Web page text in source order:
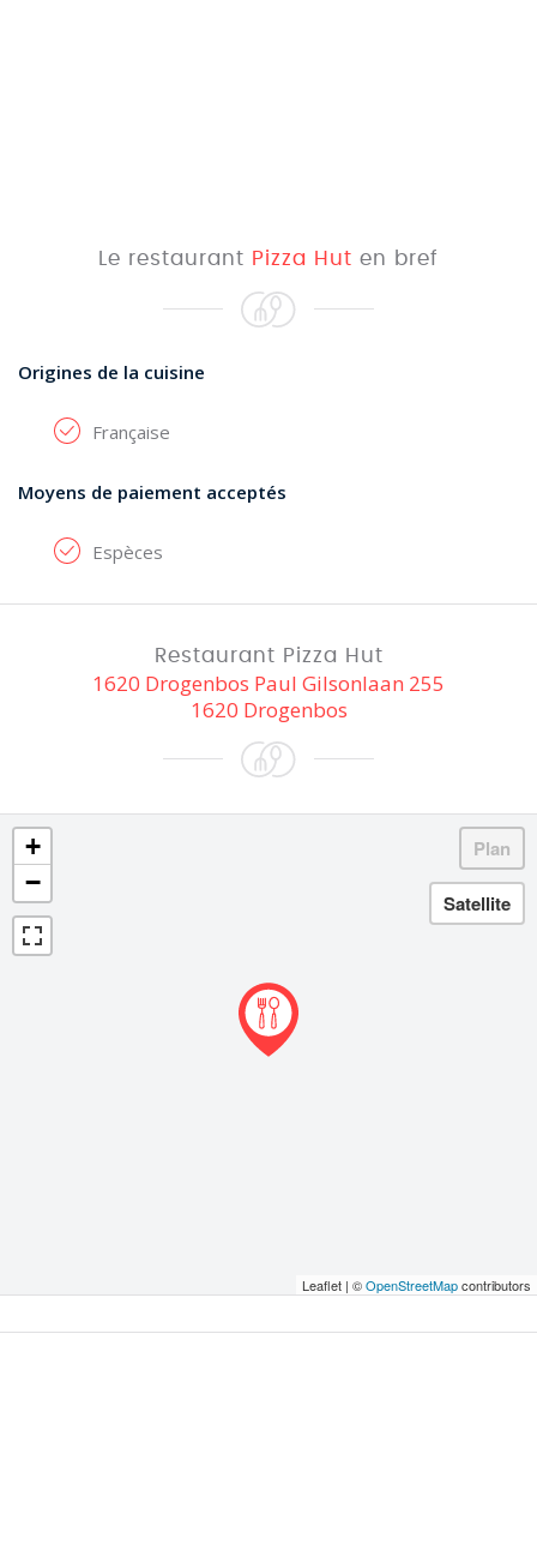
Le restaurant Pizza Hut en bref
Origines de la cuisine
Française
Moyens de paiement acceptés
Espèces
Restaurant Pizza Hut
1620 Drogenbos Paul Gilsonlaan 255
1620 Drogenbos
+
−
Leaflet | ©OpenStreetMapcontributors